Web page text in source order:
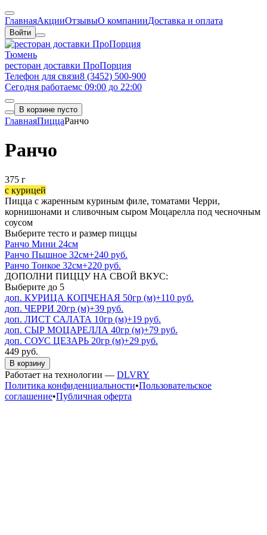
ГлавнаяАкцииОтзывыО компанииДоставка и оплата
Войти
Тюмень
ресторан доставки ПроПорция
Телефон для связи8 (3452) 500-900
Сегодня работаемс 09:00 до 22:00
В корзине пусто
ГлавнаяПиццаРанчо
Ранчо
375 г
с курицей
Пицца с жаренным куриным филе, томатами Черри,
корнишонами и сливочным сыром Моцарелла под чесночным
соусом
Выберите тесто и размер пиццы
Ранчо Мини 24см
Ранчо Пышное 32см+240 руб.
Ранчо Тонкое 32см+220 руб.
ДОПОЛНИ ПИЦЦУ НА СВОЙ ВКУС:
Выберите до 5
доп. КУРИЦА КОПЧЕНАЯ 50гр (м)+110 руб.
доп. ЧЕРРИ 20гр (м)+39 руб.
доп. ЛИСТ САЛАТА 10гр (м)+19 руб.
доп. СЫР МОЦАРЕЛЛА 40гр (м)+79 руб.
доп. СОУС ЦЕЗАРЬ 20гр (м)+29 руб.
449 руб.
В корзину
Работает на технологии — DLVRY
Политика конфиденциальности•Пользовательское
соглашение•Публичная оферта